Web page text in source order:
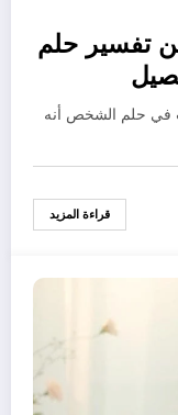
تفسير حلم
في حلم الشخص أنه
قراءة المزيد